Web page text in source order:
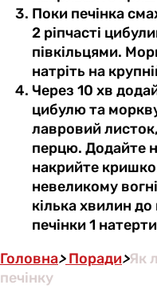
Поки печінка
2 ріпчасті
півкільцями.
натріть на
Через 10 хв
цибулю та
лавровий
перцю. Додайте
накрийте
невеликому
кілька хвилин
печінки 1
Головна>Поради>Як
печінку